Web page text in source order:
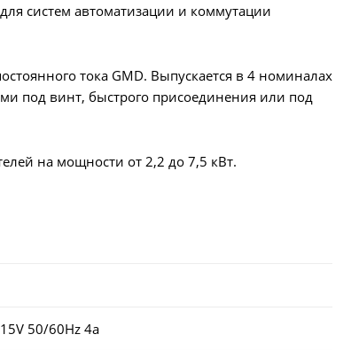
систем автоматизации и коммутации
тока GMD. Выпускается в 4 номиналах
под винт, быстрого присоединения или под
на мощности от 2,2 до 7,5 кВт.
50/60Hz 4a